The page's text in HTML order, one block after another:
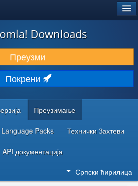
(ЕКСТЕНЗИЈЕ)
Downloads
Преузми
Покрени
Преузимање
Language Packs Технички Захтеви
API документација
Српски ћирилица